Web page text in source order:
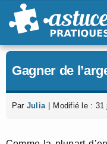
Passer
au
Gagner de
Par Julia Modifié le : 31